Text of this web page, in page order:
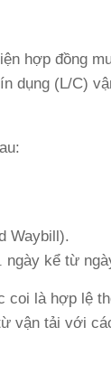
hợp đồng
dụng (L/C)
Waybill).
ngày kể từ
là hợp lệ
vận tải với